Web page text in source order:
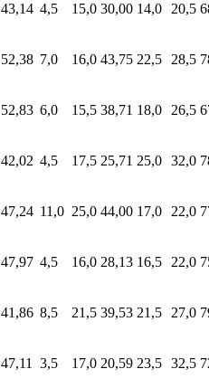
43,14 4,5 15,0 30,00 14,0 20,5
52,38 7,0 16,0 43,75 22,5 28,5
52,83 6,0 15,5 38,71 18,0 26,5
42,02 4,5 17,5 25,71 25,0 32,0
47,24 11,0 25,0 44,00 17,0 22,0
47,97 4,5 16,0 28,13 16,5 22,0
41,86 8,5 21,5 39,53 21,5 27,0
47,11 3,5 17,0 20,59 23,5 32,5